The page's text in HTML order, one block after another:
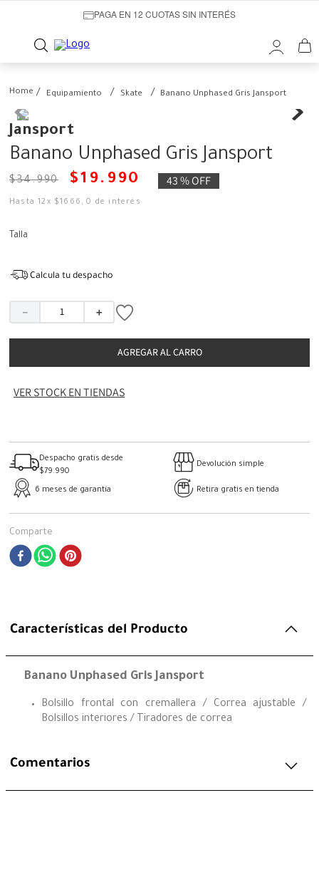
PAGA EN 12 CUOTAS SIN INTERÉS
Equipamiento Skate Banano Unphased Gris Jansport
Jansport
Banano Unphased Gris Jansport
$34.990 $19 . 990 43 %OFF
Hasta12 x $1666 ,0 de interés
Talla
Calcula tu despacho
＋
－
AGREGAR AL CARRO
VER STOCK EN TIENDAS
Despacho gratis desde
$79.990
Devolución simple
6 meses de garantía Retira gratis en tienda
Comparte
Características del Producto
Banano Unphased Gris Jansport
Bolsillo frontal con cremallera / Correa ajustable /
Bolsillos interiores / Tiradores de correa
Comentarios